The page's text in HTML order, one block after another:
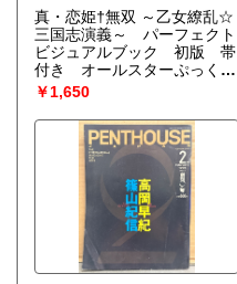
真・恋姫†無双 ～乙女繚乱☆
三国志演義～ パーフェクト
ビジュアルブック 初版 帯
付き オールスターぷっくり
シール付き エロゲ 資料集
￥1,650